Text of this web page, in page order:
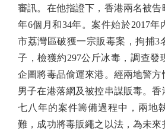
審訊。在他指證下，香港兩名被告
年6個月和34年。案件始於2017年
市荔灣區破獲一宗販毒案，拘捕3
子，檢獲約297公斤冰毒，調查發
企圖將毒品偷運來港。經兩地警方
男子在港落網及被控串謀販毒。
七八年的案件籌備過程中，兩地
難，成功將毒販繩之以法，為未來